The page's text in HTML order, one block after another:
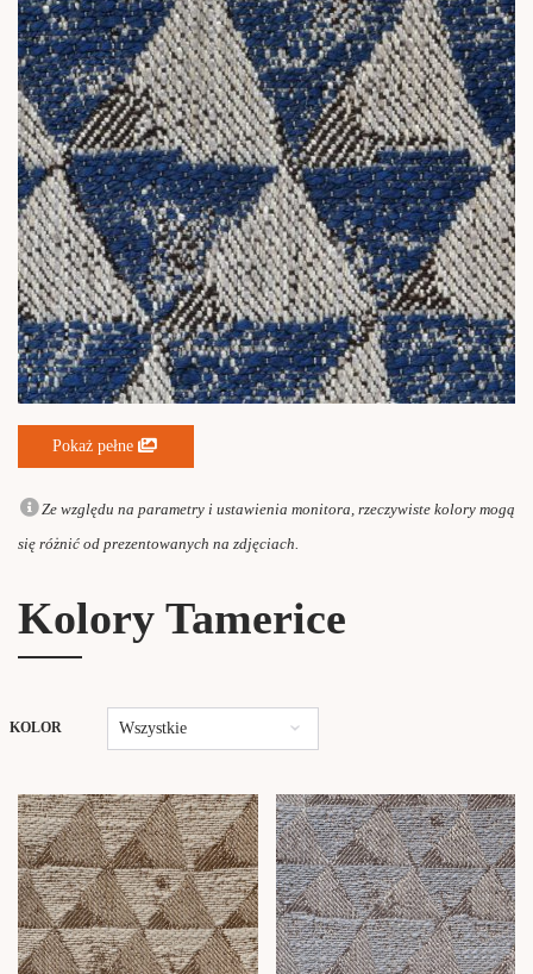
Pokaż pełne
Ze względu na parametry i ustawienia monitora, rzeczywiste kolory mogą
się różnić od prezentowanych na zdjęciach.
Kolory Tamerice
KOLOR Wszystkie